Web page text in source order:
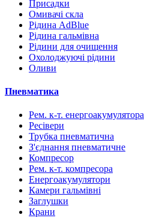
Присадки
Омивачі скла
Рідина AdBlue
Рідина гальмівна
Рідини для очищення
Охолоджуючі рідини
Оливи
Пневматика
Рем. к-т. енергоакумулятора
Ресівери
Трубка пневматична
З'єднання пневматичне
Компресор
Рем. к-т. компресора
Енергоакумулятори
Камери гальмівні
Заглушки
Крани